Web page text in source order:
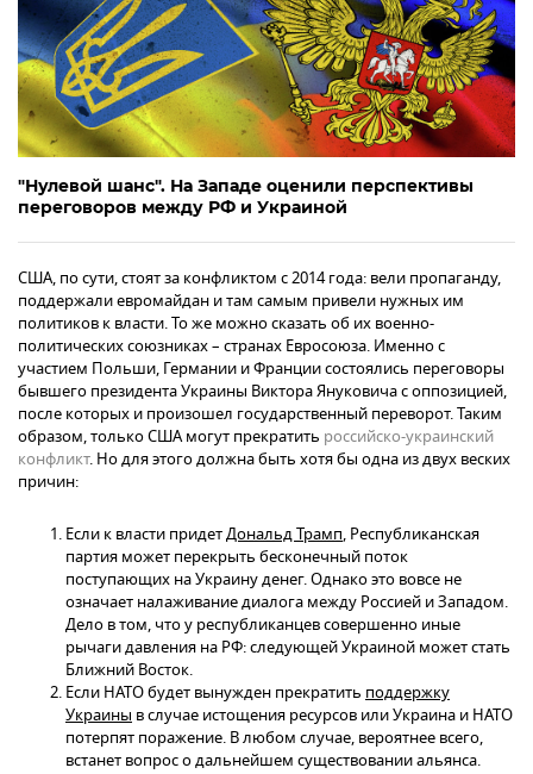
"Нулевой шанс". На Западе оценили перспективы
переговоров между РФ и Украиной
США, по сути, стоят за конфликтом с 2014 года: вели пропаганду,
поддержали евромайдан и там самым привели нужных им
политиков к власти. То же можно сказать об их военно-
политических союзниках – странах Евросоюза. Именно с
участием Польши, Германии и Франции состоялись переговоры
бывшего президента Украины Виктора Януковича с оппозицией,
после которых и произошел государственный переворот. Таким
образом, только США могут прекратить российско-украинский
конфликт. Но для этого должна быть хотя бы одна из двух веских
причин:
Если к власти придетДональд Трамп, Республиканская
партия может перекрыть бесконечный поток
поступающих на Украину денег. Однако это вовсе не
означает налаживание диалога между Россией и Западом.
Дело в том, что у республиканцев совершенно иные
рычаги давления на РФ: следующей Украиной может стать
Ближний Восток.
Если НАТО будет вынужден прекратить поддержку
Украины в случае истощения ресурсов или Украина и НАТО
потерпят поражение. В любом случае, вероятнее всего,
встанет вопрос о дальнейшем существовании альянса.